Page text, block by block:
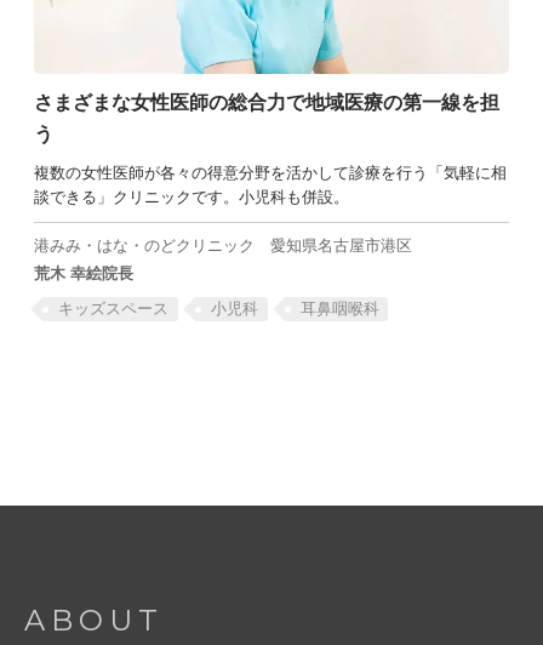
さまざまな女性医師の総合力で地域医療の第一線を担
う
複数の女性医師が各々の得意分野を活かして診療を行う「気軽に相
談できる」クリニックです。小児科も併設。
港みみ・はな・のどクリニック 愛知県名古屋市港区
荒木 幸絵院長
キッズスペース
小児科 耳鼻咽喉科
ABOUT